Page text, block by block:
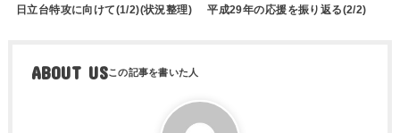
日立台特攻に向けて(1/2)(状況整理) 平成29年の応援を振り返る(2/2)
ABOUT US